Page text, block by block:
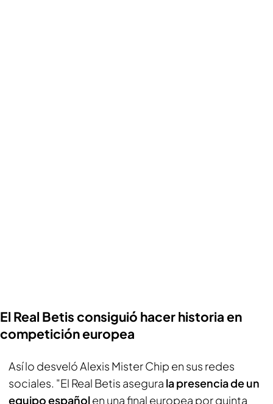
El Real Betis consiguió hacer historia en
competición europea
Así lo desveló Alexis Mister Chip en sus redes
sociales. "El Real Betis asegura la presencia de un
equipo españolen una final europea por quinta